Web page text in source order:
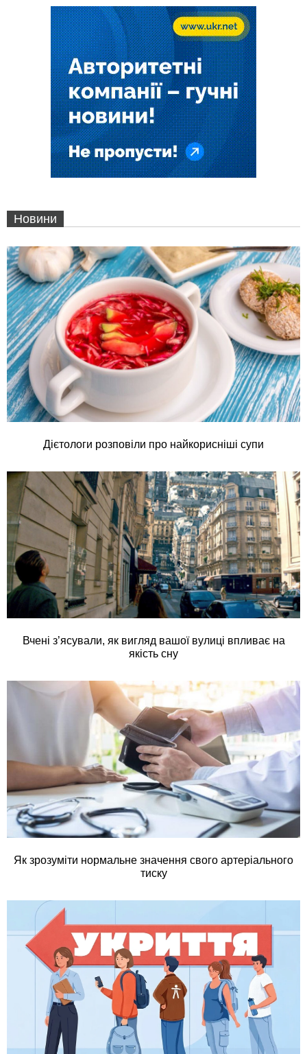
Новини
Дієтологи розповіли про найкорисніші супи
Вчені з’ясували, як вигляд вашої вулиці впливає на
якість сну
Як зрозуміти нормальне значення свого артеріального
тиску